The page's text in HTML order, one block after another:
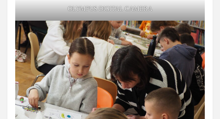
OLYMPUS DIGITAL CAMERA